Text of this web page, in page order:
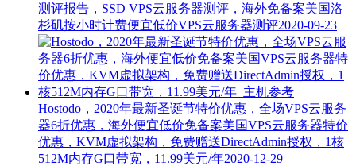
测评报告，SSD VPS云服务器测评，海外免备案美国洛
杉矶按小时计费便宜低价VPS云服务器测评2020-09-23
Hostodo，2020年最新圣诞节特价优惠，全场VPS云服务
器6折优惠，海外便宜低价免备案美国VPS云服务器特价
优惠，KVM虚拟架构，免费赠送DirectAdmin授权，1核
512M内存G口带宽，11.99美元/年2020-12-29